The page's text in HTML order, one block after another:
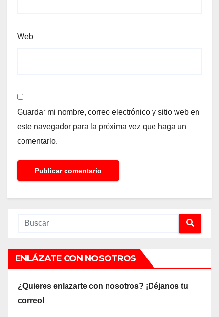
Web
Guardar mi nombre, correo electrónico y sitio web en
este navegador para la próxima vez que haga un
comentario.
ENLÁZATE CON NOSOTROS
¿Quieres enlazarte con nosotros? ¡Déjanos tu
correo!